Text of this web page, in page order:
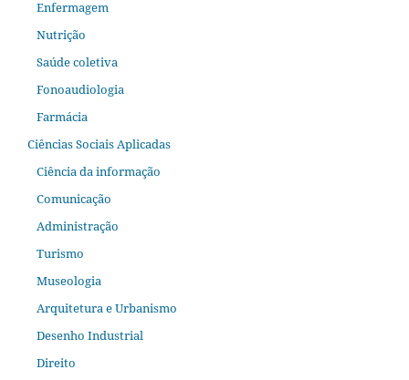
Enfermagem
Nutrição
Saúde coletiva
Fonoaudiologia
Farmácia
Ciências Sociais Aplicadas
Ciência da informação
Comunicação
Administração
Turismo
Museologia
Arquitetura e Urbanismo
Desenho Industrial
Direito